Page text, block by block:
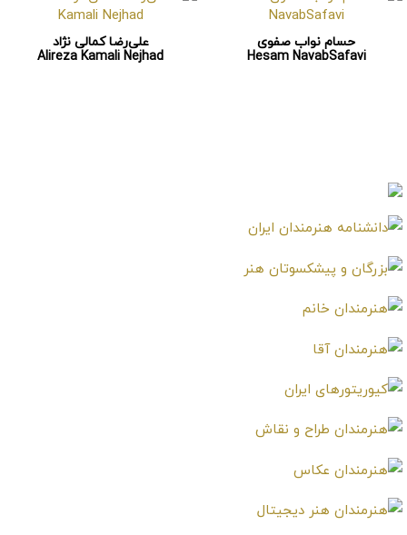
حسام نواب صفوی
Hesam NavabSafavi
علی‌رضا کمالی نژاد
Alireza Kamali Nejhad